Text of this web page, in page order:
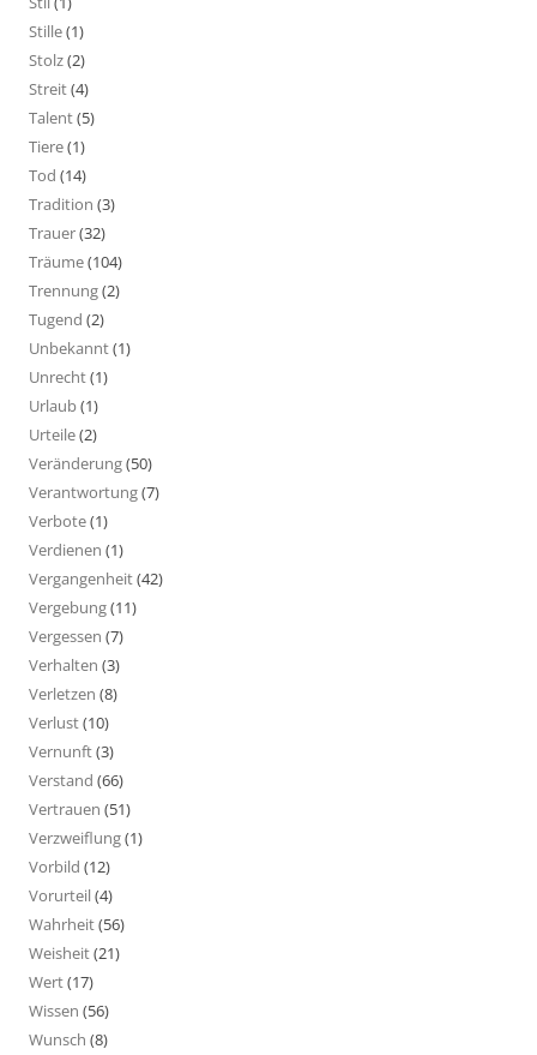
Stille(1)
Stolz(2)
Streit(4)
Talent(5)
Tiere(1)
Tod (14)
Tradition (3)
Trauer(32)
Träume(104)
Trennung(2)
Tugend (2)
Unbekannt(1)
Unrecht(1)
Urlaub(1)
Urteile(2)
Veränderung(50)
Verantwortung(7)
Verbote(1)
Verdienen (1)
Vergangenheit(42)
Vergebung(11)
Vergessen (7)
Verhalten (3)
Verletzen (8)
Verlust(10)
Vernunft(3)
Verstand (66)
Vertrauen (51)
Verzweiflung(1)
Vorbild (12)
Vorurteil(4)
Wahrheit(56)
Weisheit(21)
Wert(17)
Wissen (56)
Wunsch (8)